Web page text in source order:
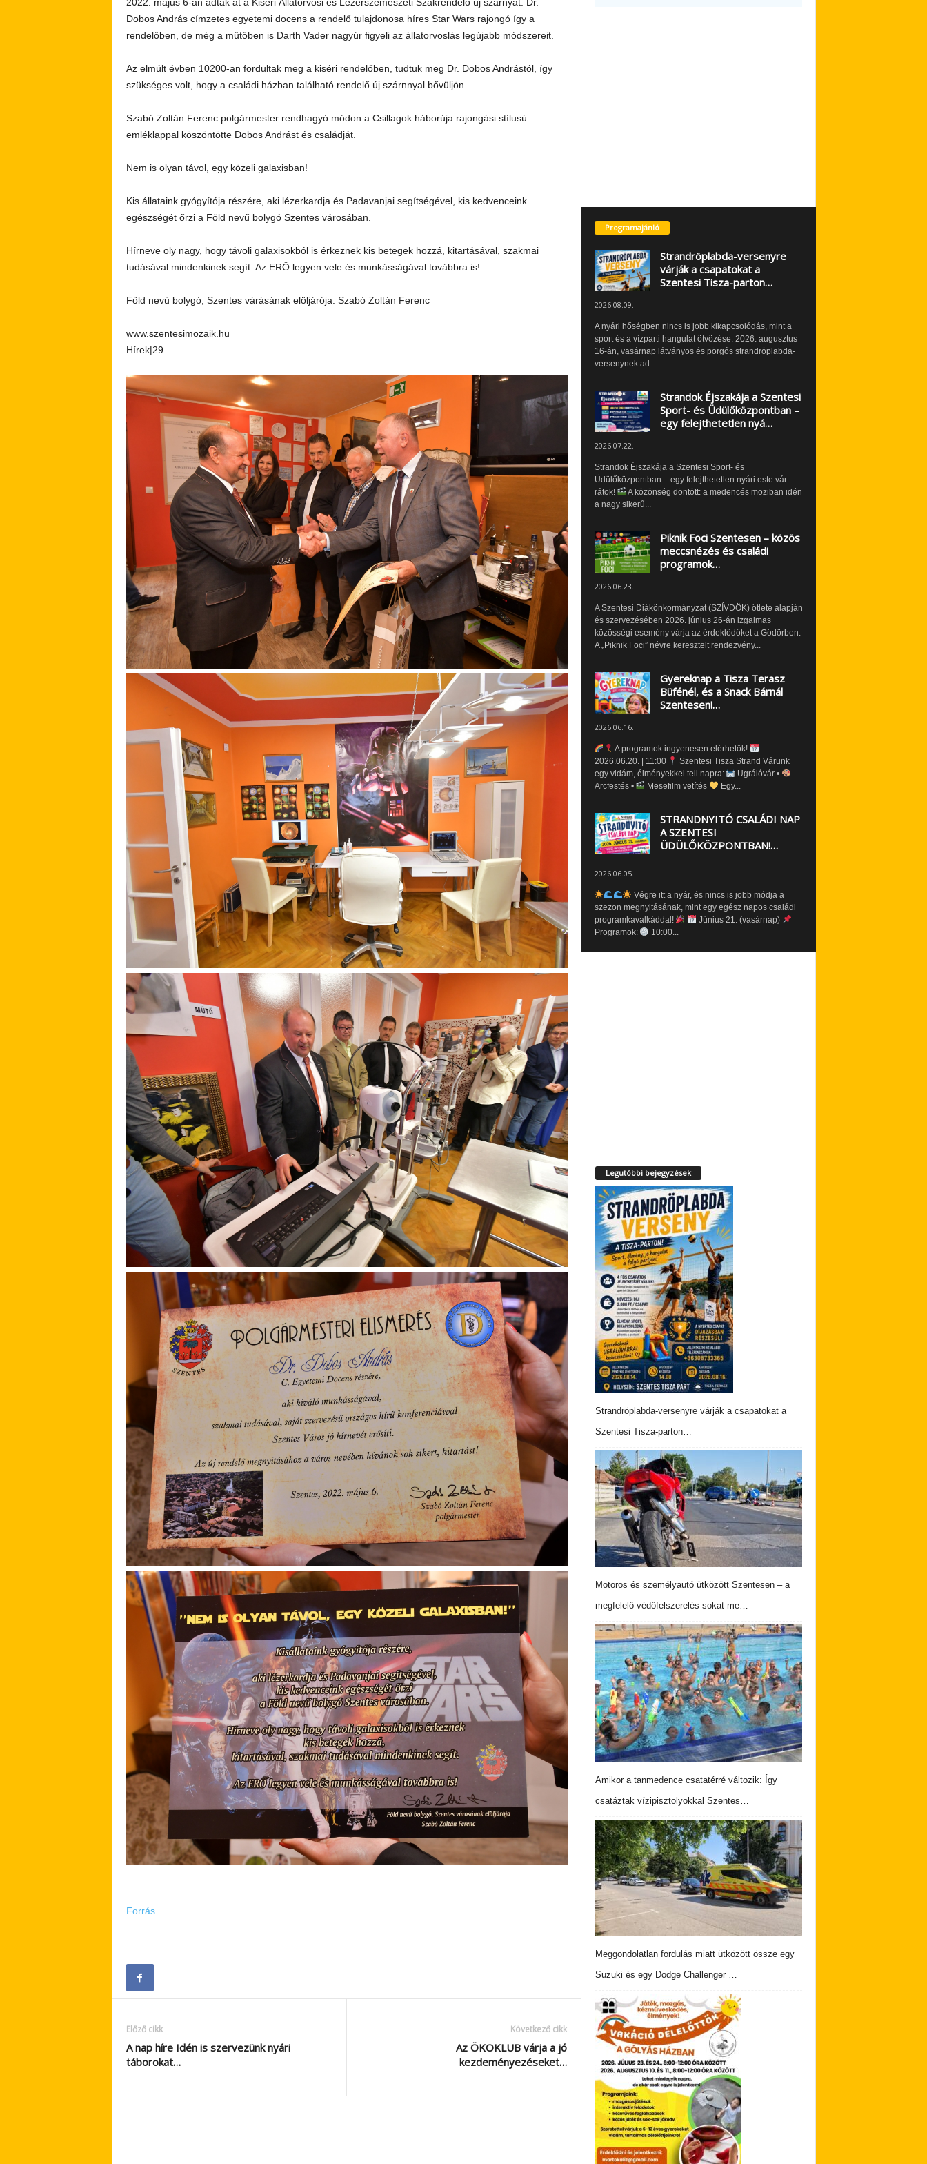
Dobos András címzetes egyetemi docens a rendelő tulajdonosa híres Star Wars rajongó így a
rendelőben, de még a műtőben is Darth Vader nagyúr figyeli az állatorvoslás legújabb módszereit.
Az elmúlt évben 10200-an fordultak meg a kiséri rendelőben, tudtuk meg Dr. Dobos Andrástól, így
szükséges volt, hogy a családi házban található rendelő új szárnnyal bővüljön.
Szabó Zoltán Ferenc polgármester rendhagyó módon a Csillagok háborúja rajongási stílusú
emléklappal köszöntötte Dobos Andrást és családját.
Nem is olyan távol, egy közeli galaxisban!
Kis állataink gyógyítója részére, aki lézerkardja és Padavanjai segítségével, kis kedvenceink
egészségét őrzi a Föld nevű bolygó Szentes városában.
Hírneve oly nagy, hogy távoli galaxisokból is érkeznek kis betegek hozzá, kitartásával, szakmai
tudásával mindenkinek segít. Az ERŐ legyen vele és munkásságával továbbra is!
Föld nevű bolygó, Szentes várásának elöljárója: Szabó Zoltán Ferenc
www.szentesimozaik.hu
Hírek|29
Forrás
Előző cikk
A nap híre Idén is szervezünk nyári
táborokat…
Következő cikk
Az ÖKOKLUB várja a jó
kezdeményezéseket…
Programajánló
Strandröplabda-versenyre
várják a csapatokat a
Szentesi Tisza-parton…
2026.08.09.
A nyári hőségben nincs is jobb kikapcsolódás, mint a
sport és a vízparti hangulat ötvözése. 2026. augusztus
16-án, vasárnap látványos és pörgős strandröplabda-
versenynek ad...
Strandok Éjszakája a Szentesi
Sport- és Üdülőközpontban –
egy felejthetetlen nyá…
2026.07.22.
Strandok Éjszakája a Szentesi Sport- és
Üdülőközpontban – egy felejthetetlen nyári este vár
rátok!
A közönség döntött: a medencés moziban idén
a nagy sikerű...
Piknik Foci Szentesen – közös
meccsnézés és családi
programok…
2026.06.23.
A Szentesi Diákönkormányzat (SZÍVDÖK) ötlete alapján
és szervezésében 2026. június 26-án izgalmas
közösségi esemény várja az érdeklődőket a Gödörben.
A „Piknik Foci” névre keresztelt rendezvény...
Gyereknap a Tisza Terasz
Büfénél, és a Snack Bárnál
Szentesen!…
2026.06.16.
A programok ingyenesen elérhetők!
2026.06.20. | 11:00
Szentesi Tisza Strand Várunk
egy vidám, élményekkel teli napra:
Ugrálóvár •
Arcfestés •
Mesefilm vetítés Egy...
STRANDNYITÓ CSALÁDI NAP
A SZENTESI
ÜDÜLŐKÖZPONTBAN!…
2026.06.05.
Végre itt a nyár, és nincs is jobb módja a
szezon megnyitásának, mint egy egész napos családi
programkavalkáddal!
Június 21. (vasárnap)
Programok:
10:00...
Legutóbbi bejegyzések
Strandröplabda-versenyre várják a csapatokat a
Szentesi Tisza-parton…
Motoros és személyautó ütközött Szentesen – a
megfelelő védőfelszerelés sokat me…
Amikor a tanmedence csatatérré változik: Így
csatáztak vízipisztolyokkal Szentes…
Meggondolatlan fordulás miatt ütközött össze egy
Suzuki és egy Dodge Challenger …